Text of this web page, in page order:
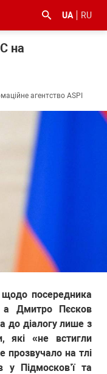
UA RU
на
агентство ASPI
посередника
а Дмитро Пєсков
до діалогу лише з
які «не встигли
прозвучало на тлі
у Підмосков’ї та
#коронавірус